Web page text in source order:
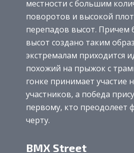
местности с большим
поворотов и высокой
перепадов высот. Причем
высот создано таким
экстремалам приходится
похожий на прыжок с
гонке принимает участие
участников, а победа
первому, кто преодолеет
черту.
BMX Street